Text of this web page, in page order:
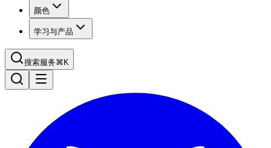
颜色
学习与产品
搜索服务⌘K